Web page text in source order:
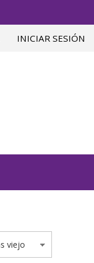
INICIAR SESIÓN